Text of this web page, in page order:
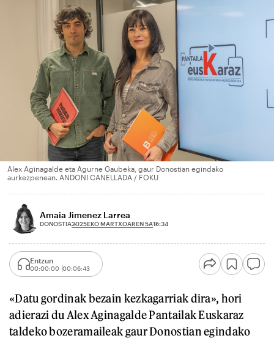
Alex Aginagalde eta Agurne Gaubeka, gaur Donostian egindako
aurkezpenean. ANDONI CANELLADA / FOKU
Amaia Jimenez Larrea
DONOSTIA2025EKO MARTXOAREN 5A15:34
Entzun
00:00:00 00:06:43
«Datu gordinak bezain kezkagarriak dira», hori
adierazi du Alex Aginagalde Pantailak Euskaraz
taldeko bozeramaileak gaur Donostian egindako